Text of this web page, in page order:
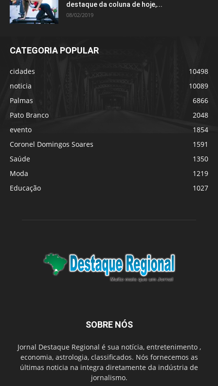
destaque da coluna de hoje,...
08/02/2019
CATEGORIA POPULAR
cidades
10498
noticia
10089
Palmas
6866
Pato Branco
2048
evento
1854
Coronel Domingos Soares
1591
Saúde
1350
Moda
1219
Educação
1027
SOBRE NÓS
Jornal Destaque Regional é sua notícia, entretenimento ,
economia, astrologia, classificados. Nós fornecemos as
últimas noticia na integra diretamente da indústria de
jornalismo.